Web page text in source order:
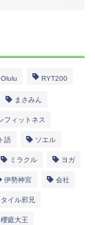
Olulu RYT200
まさみん
フィットネス
語 ソエル
ミラクル ヨガ
伊勢神宮 会社
イル邪兄
櫻庭大王